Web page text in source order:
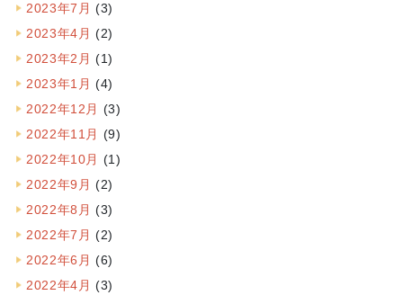
2023年7月 (3)
2023年4月 (2)
2023年2月 (1)
2023年1月 (4)
2022年12月 (3)
2022年11月 (9)
2022年10月 (1)
2022年9月 (2)
2022年8月 (3)
2022年7月 (2)
2022年6月 (6)
2022年4月 (3)